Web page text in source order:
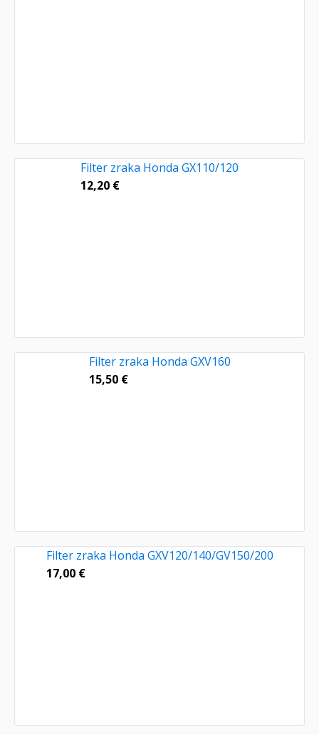
Filter zraka Honda GX110/120
12,20 €
Filter zraka Honda GXV160
15,50 €
Filter zraka Honda GXV120/140/GV150/200
17,00 €